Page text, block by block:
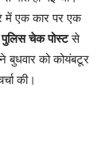
में एक कार पर एक
पुलिस चेक पोस्टसे
बुधवार को कोयंबटूर
की।